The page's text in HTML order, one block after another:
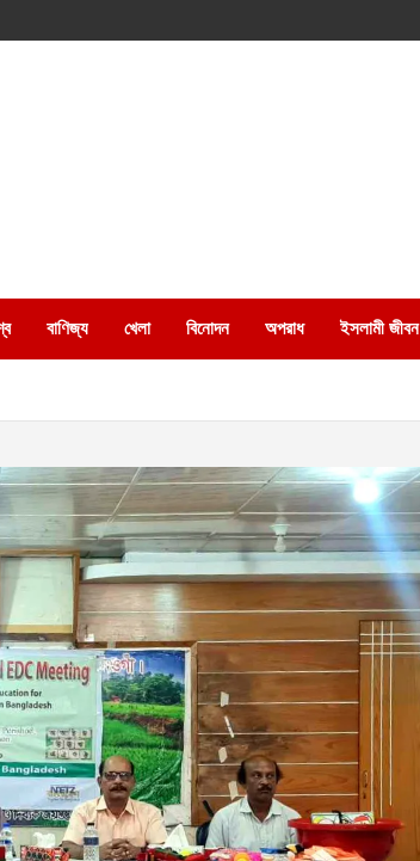
বাণিজ্য খেলা বিনোদন অপরাধ ইসলামী জীবন